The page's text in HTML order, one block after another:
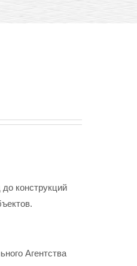
конструкций
Агентства